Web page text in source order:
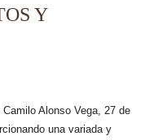
Y
Alonso Vega, 27 de
una variada y